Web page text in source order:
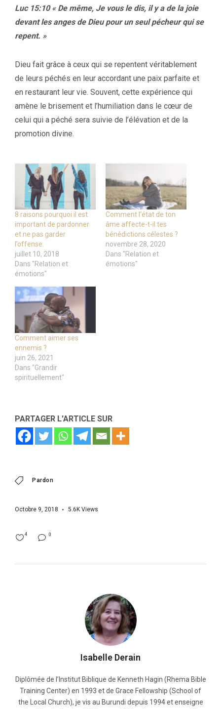
Luc 15:10 « De même, Je vous le dis, il y a de la joie
devant les anges de Dieu pour un seul pécheur qui se
repent. »
Dieu fait grâce à ceux qui se repentent véritablement
de leurs péchés en leur accordant une paix parfaite et
en restaurant leur vie. Souvent, cette expérience qui
amène le brisement et l’humiliation dans le cœur de
celui qui a péché sera suivie de l’élévation et de la
promotion divine.
8 raisons pourquoi il est
important de pardonner
et ne pas garder
l’offense.
juillet 10, 2018
Dans "Relation et
émotions"
Comment l’état de ton
âme affecte-t-il tes
bénédictions célestes ?
novembre 28, 2020
Dans "Relation et
émotions"
Comment aimer ses
ennemis ?
juin 26, 2021
Dans "Grandir
spirituellement"
PARTAGER L'ARTICLE SUR
Pardon
Octobre 9, 2018 5.6K Views
0
4
Isabelle Derain
Diplômée de l’Institut Biblique de Kenneth Hagin (Rhema Bible
Training Center) en 1993 et de Grace Fellowship (School of
the Local Church), je vis au Burundi depuis 1994 et enseigne